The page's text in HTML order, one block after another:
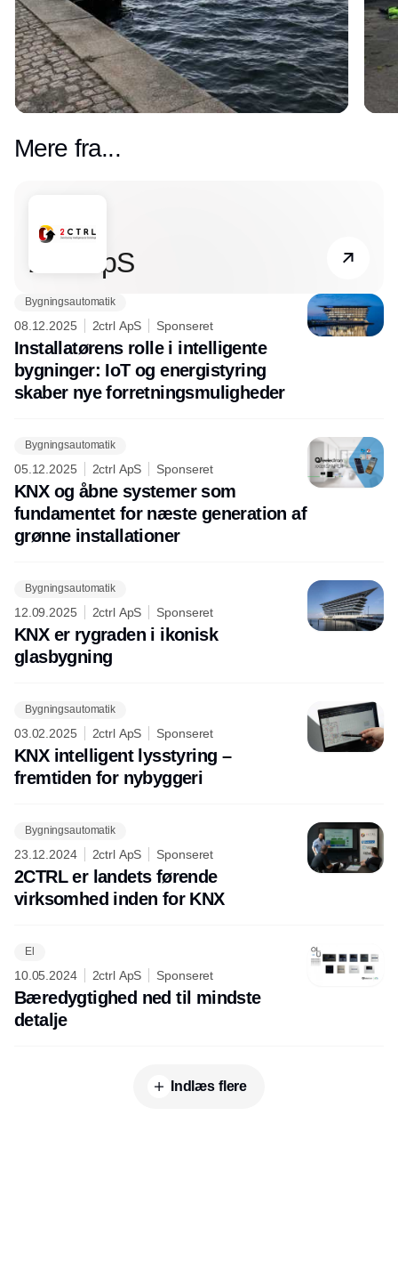
Mere fra...
Partner
2ctrl ApS
Bygningsautomatik
08.12.2025 2ctrl ApS Sponseret
Installatørens rolle i intelligente
bygninger: IoT og energistyring
skaber nye forretningsmuligheder
Bygningsautomatik
05.12.2025 2ctrl ApS Sponseret
KNX og åbne systemer som
fundamentet for næste generation af
grønne installationer
Bygningsautomatik
12.09.2025 2ctrl ApS Sponseret
KNX er rygraden i ikonisk
glasbygning
Bygningsautomatik
03.02.2025 2ctrl ApS Sponseret
KNX intelligent lysstyring –
fremtiden for nybyggeri
Bygningsautomatik
23.12.2024 2ctrl ApS Sponseret
2CTRL er landets førende
virksomhed inden for KNX
El
10.05.2024 2ctrl ApS Sponseret
Bæredygtighed ned til mindste
detalje
Indlæs flere